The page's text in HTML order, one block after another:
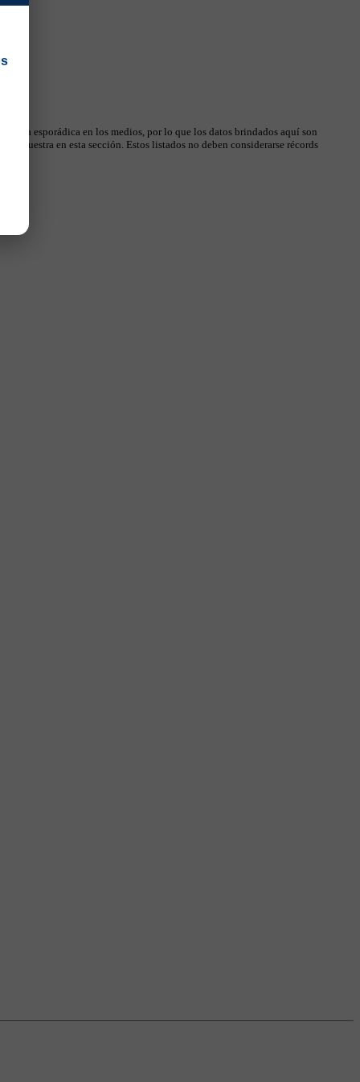
esporádica en los medios, por lo que los datos brindados aquí son
muestra en esta sección. Estos listados no deben considerarse récords